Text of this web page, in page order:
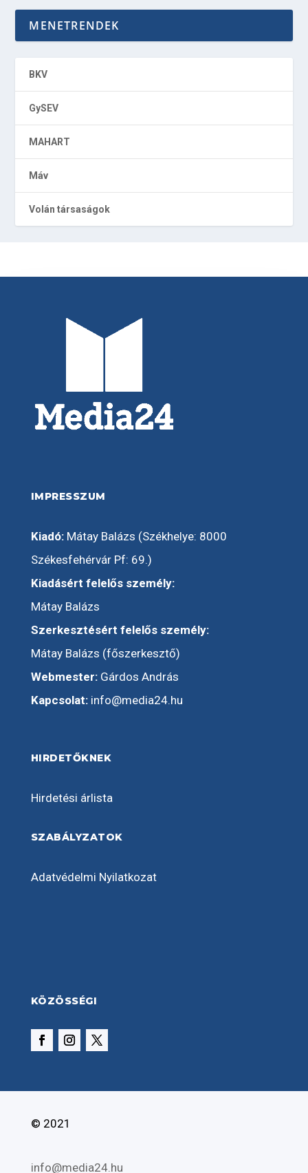
MENETRENDEK
BKV
GySEV
MAHART
Máv
Volán társaságok
IMPRESSZUM
Kiadó:Mátay Balázs (Székhelye: 8000
Székesfehérvár Pf: 69.)
Kiadásért felelős személy:
Mátay Balázs
Szerkesztésért felelős személy:
Mátay Balázs (főszerkesztő)
Webmester:Gárdos András
Kapcsolat: info@media24.hu
HIRDETŐKNEK
Hirdetési árlista
SZABÁLYZATOK
Adatvédelmi Nyilatkozat
KÖZÖSSÉGI
© 2021
info@media24.hu